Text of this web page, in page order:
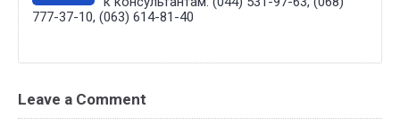
777-37-10, (063) 614-81-40
Leave a Comment